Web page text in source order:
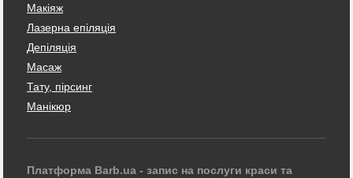
Макіяж
Лазерна епіляція
Депіляція
Масаж
Тату, пірсинг
Манікюр
Платформа Barb.ua - запис на послуги краси та